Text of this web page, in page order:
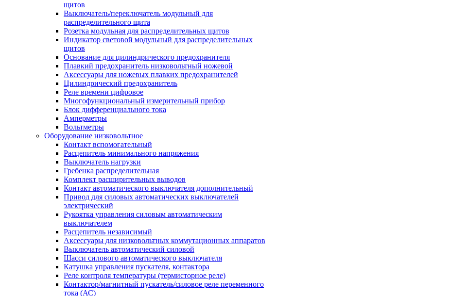
щитов
Выключатель/переключатель модульный для
распределительного щита
Розетка модульная для распределительных щитов
Индикатор световой модульный для распределительных
щитов
Основание для цилиндрического предохранителя
Плавкий предохранитель низковольтный ножевой
Аксессуары для ножевых плавких предохранителей
Цилиндрический предохранитель
Реле времени цифровое
Многофункциональный измерительный прибор
Блок дифференциального тока
Амперметры
Вольтметры
Оборудование низковольтное
Контакт вспомогательный
Расцепитель минимального напряжения
Выключатель нагрузки
Гребенка распределительная
Комплект расширительных выводов
Контакт автоматического выключателя дополнительный
Привод для силовых автоматических выключателей
электрический
Рукоятка управления силовым автоматическим
выключателем
Расцепитель независимый
Аксессуары для низковольтных коммутационных аппаратов
Выключатель автоматический силовой
Шасси силового автоматического выключателя
Катушка управления пускателя, контактора
Реле контроля температуры (термисторное реле)
Контактор/магнитный пускатель/силовое реле переменного
тока (АС)